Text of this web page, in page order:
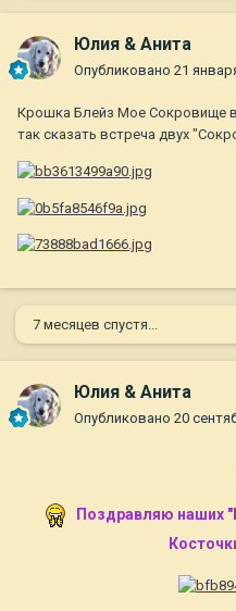
Юлия & Анита
Опубликовано 21
Крошка Блейз Мое Сокровище
так сказать встреча двух
7 месяцев спустя...
Юлия & Анита
Опубликовано 20
Поздравляю наших